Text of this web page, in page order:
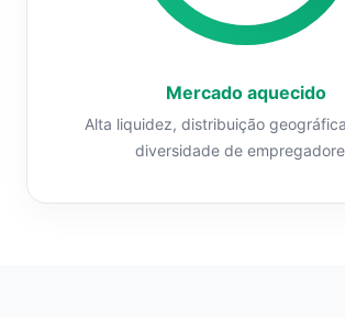
Mercado aquecido
Alta liquidez, distribuição
diversidade de